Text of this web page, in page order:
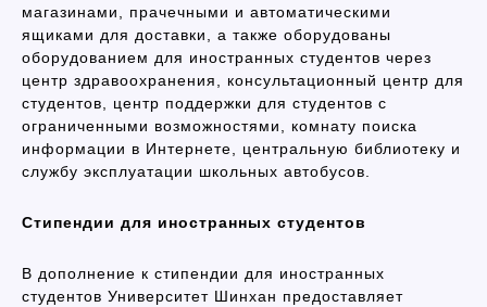
магазинами, прачечными и автоматическими
ящиками для доставки, а также оборудованы
оборудованием для иностранных студентов через
центр здравоохранения, консультационный центр для
студентов, центр поддержки для студентов с
ограниченными возможностями, комнату поиска
информации в Интернете, центральную библиотеку и
службу эксплуатации школьных автобусов.
Стипендии для иностранных студентов
В дополнение к стипендии для иностранных
студентов Университет Шинхан предоставляет